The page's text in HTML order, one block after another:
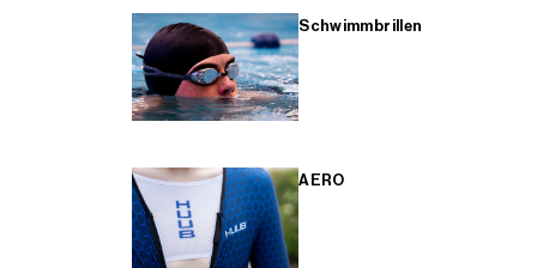
Schwimmbrillen
AERO